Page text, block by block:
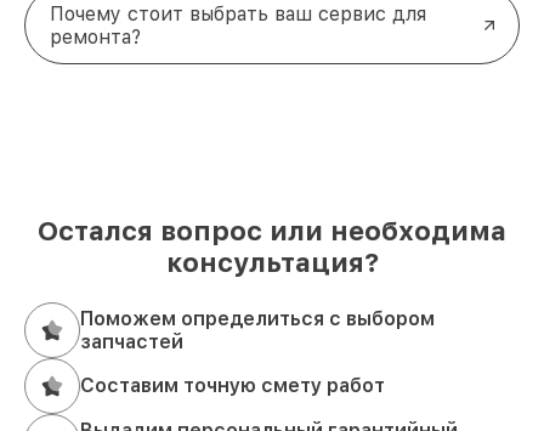
Почему стоит выбрать ваш сервис для
ремонта?
Остался вопрос или необходима
консультация?
Поможем определиться с выбором
запчастей
Составим точную смету работ